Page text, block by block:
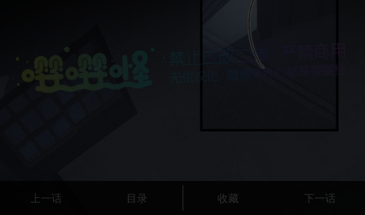
上一话 目录 收藏 下一话